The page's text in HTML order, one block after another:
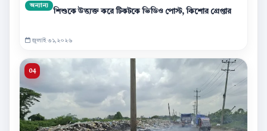
অন্যান্য
শিশুকে উত্ত্যক্ত করে টিকটকে ভিডিও পোস্ট, কিশোর গ্রেপ্তার
জুলাই ৩১,২০২৬